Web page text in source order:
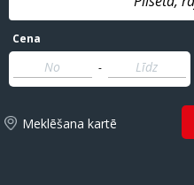
Cena
-
Meklēšana kartē